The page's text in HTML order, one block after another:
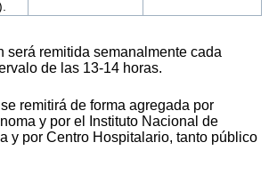
será remitida semanalmente cada
de las 13-14 horas.
remitirá de forma agregada por
y por el Instituto Nacional de
y por Centro Hospitalario, tanto público